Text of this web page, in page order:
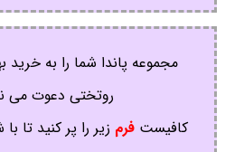
مجموعه پاندا شما را به
روتختی دعوت می
کافیستفرم زیر را پر کنید تا